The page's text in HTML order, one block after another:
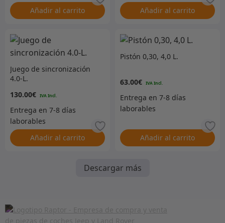
Añadir al carrito Añadir al carrito
Juego de sincronización
4.0-L.
130.00€
Añadir al carrito
Pistón 0,30, 4,0 L.
63.00€
Añadir al carrito
Descargar más